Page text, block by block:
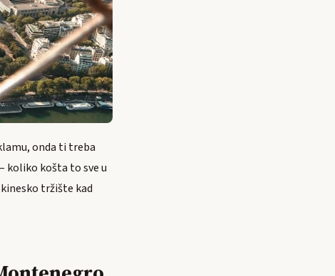
onda ti treba
koliko košta to sve u
tržište kad